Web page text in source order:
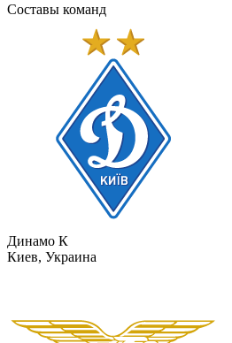
Составы команд
Динамо К
Киев, Украина